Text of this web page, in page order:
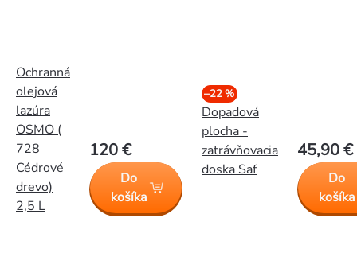
Ochranná
olejová
lazúra
OSMO (
728
Cédrové
drevo)
2,5 L
120 €
Do
košíka
–22 %
Dopadová
plocha -
zatrávňovacia
doska Saf
45,90 €
Do
košíka